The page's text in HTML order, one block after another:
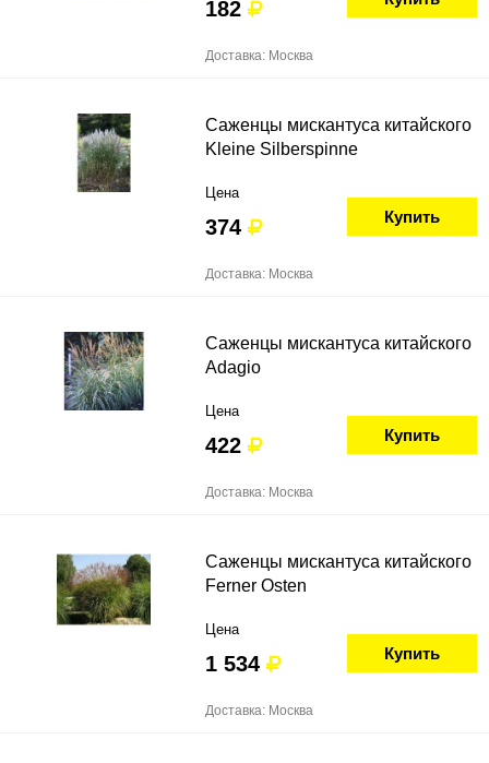
182
Доставка: Москва
Саженцы мискантуса китайского
Kleine Silberspinne
Цена
374 Купить
Доставка: Москва
Саженцы мискантуса китайского
Adagio
Цена
422 Купить
Доставка: Москва
Саженцы мискантуса китайского
Ferner Osten
Цена
1 534 Купить
Доставка: Москва